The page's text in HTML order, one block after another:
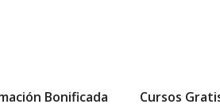
Bonificada Cursos